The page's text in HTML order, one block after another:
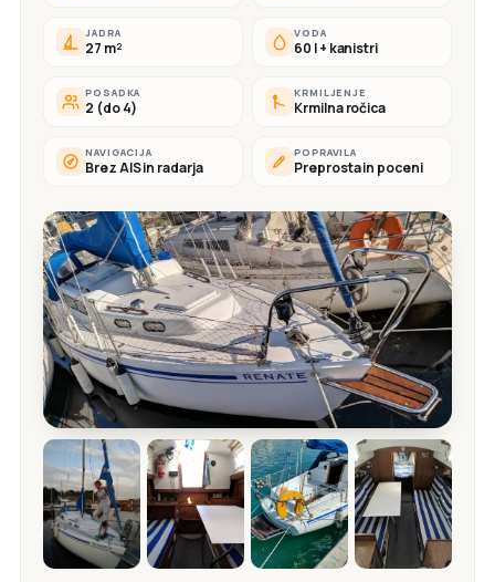
JADRA
27 m²
VODA
60 l + kanistri
POSADKA
2 (do 4)
KRMILJENJE
Krmilna ročica
NAVIGACIJA
Brez AIS in radarja
POPRAVILA
Preprosta in poceni